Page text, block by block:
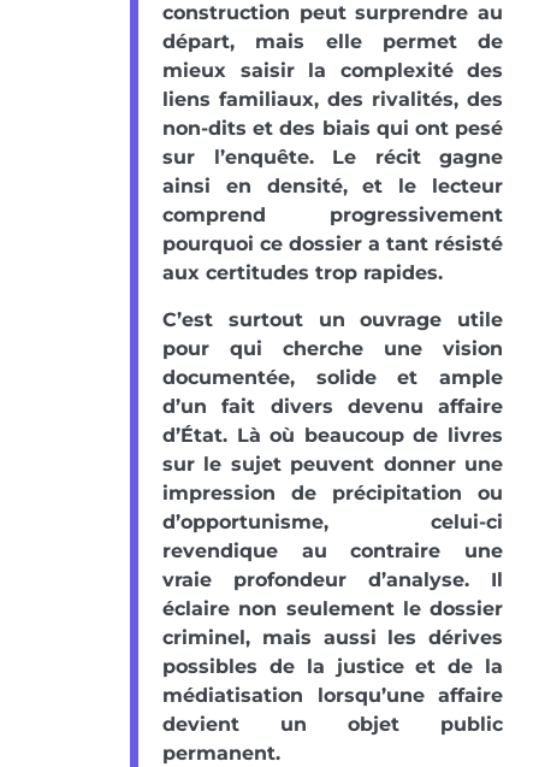
construction peut surprendre au
départ, mais elle permet de
mieux saisir la complexité des
liens familiaux, des rivalités, des
non-dits et des biais qui ont pesé
sur l’enquête. Le récit gagne
ainsi en densité, et le lecteur
comprend progressivement
pourquoi ce dossier a tant résisté
aux certitudes trop rapides.
C’est surtout un ouvrage utile
pour qui cherche une vision
documentée, solide et ample
d’un fait divers devenu affaire
d’État. Là où beaucoup de livres
sur le sujet peuvent donner une
impression de précipitation ou
d’opportunisme, celui-ci
revendique au contraire une
vraie profondeur d’analyse. Il
éclaire non seulement le dossier
criminel, mais aussi les dérives
possibles de la justice et de la
médiatisation lorsqu’une affaire
devient un objet public
permanent.